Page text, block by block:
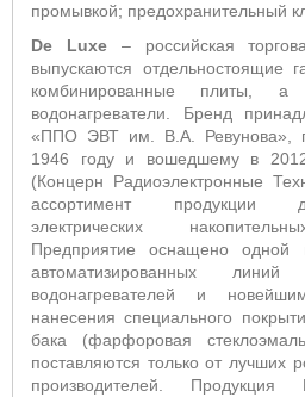
промывкой; предохранительный
De Luxe– российская
выпускаются отдельностоящие
комбинированные плиты, а
водонагреватели. Бренд
«ППО ЭВТ им. В.А. Ревунова»,
1946 году и вошедшему в
(Концерн Радиоэлектронные
ассортимент продукции
электрических
Предприятие оснащено одной
автоматизированных
водонагревателей и
нанесения специального
бака (фарфоровая
поставляются только от лучших
производителей.